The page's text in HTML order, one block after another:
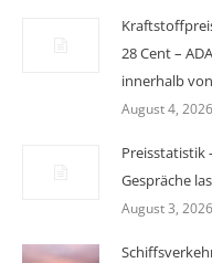
28 Cent –
innerhalb
August 4, 2026
Preisstatistik
Gespräche
August 3, 2026